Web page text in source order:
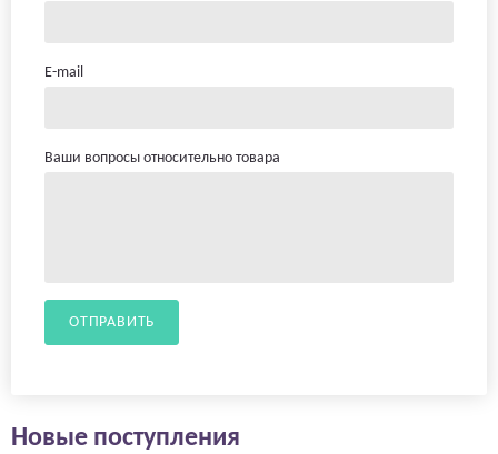
E-mail
Ваши вопросы относительно товара
ОТПРАВИТЬ
Новые поступления